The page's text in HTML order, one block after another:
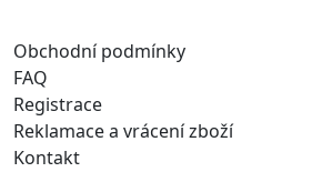
Obchodní podmínky
FAQ
Registrace
Reklamace a vrácení zboží
Kontakt